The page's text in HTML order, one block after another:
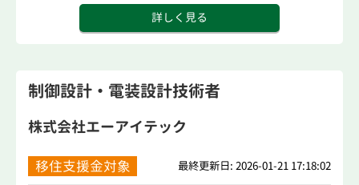
詳しく見る
制御設計・電装設計技術者
株式会社エーアイテック
移住支援金対象 最終更新日: 2026-01-21 17:18:02